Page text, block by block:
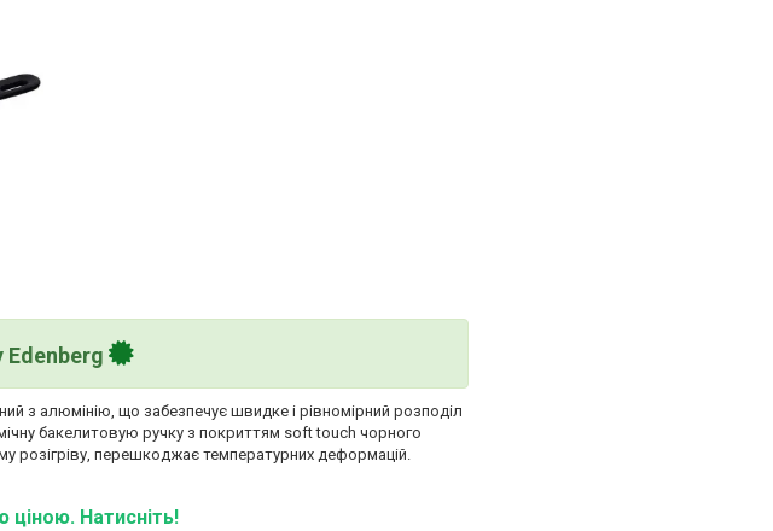
Edenberg
з алюмінію, що забезпечує швидке і рівномірний розподіл
бакелитовую ручку з покриттям soft touch чорного
розігріву, перешкоджає температурних деформацій.
ціною. Натисніть!